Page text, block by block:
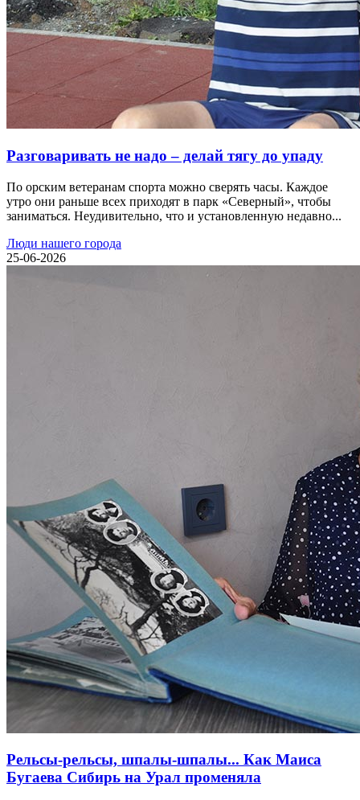
Разговаривать не надо – делай тягу до упаду
По орским ветеранам спорта можно сверять часы. Каждое
утро они раньше всех приходят в парк «Северный», чтобы
заниматься. Неудивительно, что и установленную недавно...
Люди нашего города
25-06-2026
Рельсы-рельсы, шпалы-шпалы... Как Маиса
Бугаева Сибирь на Урал променяла